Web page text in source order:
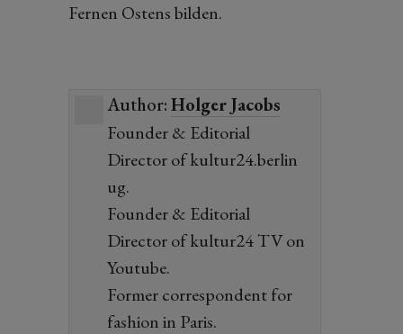
Fernen Ostens bilden.
Author:Holger Jacobs
Founder & Editorial
Director of kultur24.berlin
ug.
Founder & Editorial
Director of kultur24 TV on
Youtube.
Former correspondent for
fashion in Paris.